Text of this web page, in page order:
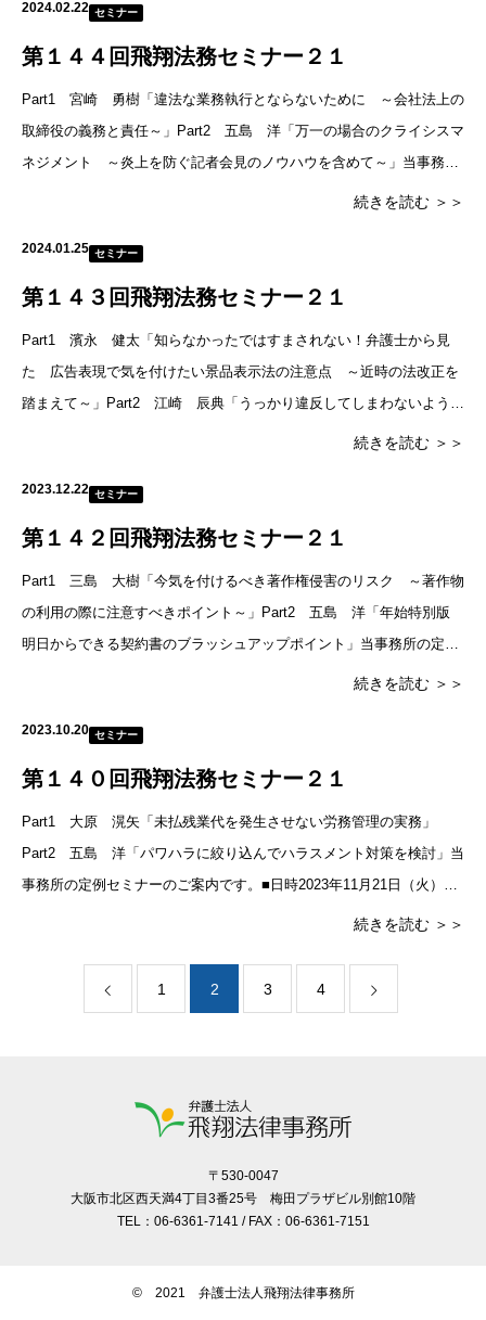
2024.02.22 セミナー
第１４４回飛翔法務セミナー２１
Part1 宮崎 勇樹「違法な業務執行とならないために ～会社法上の
取締役の義務と責任～」Part2 五島 洋「万一の場合のクライシスマ
ネジメント ～炎上を防ぐ記者会見のノウハウを含めて～」当事務所
続きを読む ＞＞
2024.01.25 セミナー
第１４３回飛翔法務セミナー２１
Part1 濱永 健太「知らなかったではすまされない！弁護士から見
た 広告表現で気を付けたい景品表示法の注意点 ～近時の法改正を
踏まえて～」Part2 江崎 辰典「うっかり違反してしまわないよう
に ～インボイス制度下における取引先との対応～」当事務所の定
続きを読む ＞＞
2023.12.22 セミナー
第１４２回飛翔法務セミナー２１
Part1 三島 大樹「今気を付けるべき著作権侵害のリスク ～著作物
の利用の際に注意すべきポイント～」Part2 五島 洋「年始特別版
明日からできる契約書のブラッシュアップポイント」当事務所の定例
続きを読む ＞＞
2023.10.20 セミナー
第１４０回飛翔法務セミナー２１
Part1 大原 滉矢「未払残業代を発生させない労務管理の実務」
Part2 五島 洋「パワハラに絞り込んでハラスメント対策を検討」当
事務所の定例セミナーのご案内です。■日時2023年11月21日（火）18
続きを読む ＞＞
1 2 3 4
〒530-0047
大阪市北区西天満4丁目3番25号 梅田プラザビル別館10階
TEL：06-6361-7141 / FAX：06-6361-7151
© 2021 弁護士法人飛翔法律事務所